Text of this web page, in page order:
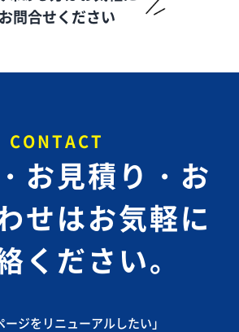
お問合せください
CONTACT
お見積り・お
せはお気軽に
ください。
ージをリニューアルしたい」